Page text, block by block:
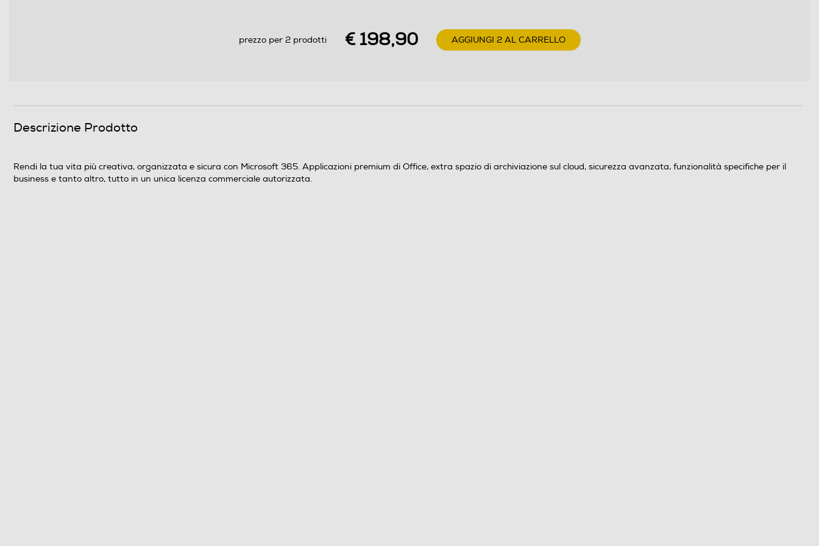
premium Office ti aiuta a risparmiare tempo per
creare in modo più veloce, più semplice e proficuo
cose a cui tieni di più. E con Vault personale in
del PC. - Essere sempre aggiornato tramite
Outlook.
prezzo per 2 prodotti € 198,90 AGGIUNGI 2 AL CARRELLO
Descrizione Prodotto
Rendi la tua vita più creativa, organizzata e sicura con Microsoft 365. Applicazioni premium di Office, extra spazio di archiviazione sul cloud, sicurezza avanzata, funzionalità specifiche per il
business e tanto altro, tutto in un unica licenza commerciale autorizzata.